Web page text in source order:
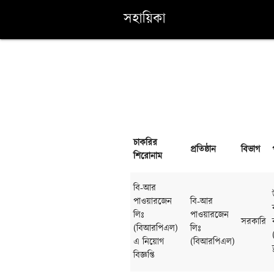
সহায়িকা
চাকরির
শিরোনাম
প্রতিষ্ঠান বিভাগ
বি-আর
পাওয়ারজেন
লিঃ
(বিআরপিএল)
এ নিয়োগ
বিজ্ঞপ্তি
বি-আর
পাওয়ারজেন
লিঃ
(বিআরপিএল)
সরকারি